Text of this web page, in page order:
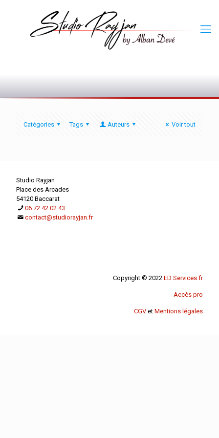
Catégories Tags Auteurs Voir tout
Studio Rayjan
Place des Arcades
54120 Baccarat
06 72 42 02 43
contact@studiorayjan.fr
Copyright © 2022 ED Services.fr
Accès pro
CGV et Mentions légales